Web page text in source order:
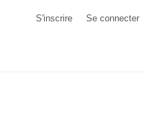
S'inscrire Se connecter